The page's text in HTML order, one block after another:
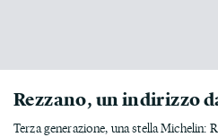
Rezzano, un indirizzo
Terza generazione, una stella Michelin: